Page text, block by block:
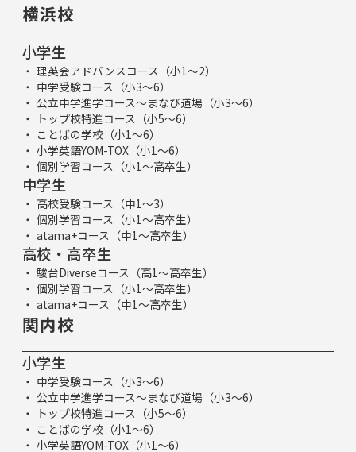
横浜校
小学生
理英会アドバンスコース（小1～2）
中学受験コース（小3～6）
公立中学進学コース～まなび道場（小3～6）
トップ校特進コース（小5～6）
ことばの学校（小1～6）
小学英語YOM-TOX（小1～6）
個別学習コース（小1～高卒生）
中学生
高校受験コース（中1～3）
個別学習コース（小1～高卒生）
atama+コース（中1～高卒生）
高校・高卒生
駿台Diverseコース（高1～高卒生）
個別学習コース（小1～高卒生）
atama+コース（中1～高卒生）
関内校
小学生
中学受験コース（小3～6）
公立中学進学コース～まなび道場（小3～6）
トップ校特進コース（小5～6）
ことばの学校（小1～6）
小学英語YOM-TOX（小1～6）